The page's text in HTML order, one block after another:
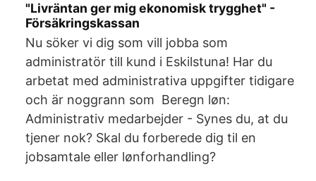
"Livräntan ger mig ekonomisk trygghet" -
Försäkringskassan
Nu söker vi dig som vill jobba som
administratör till kund i Eskilstuna! Har du
arbetat med administrativa uppgifter tidigare
och är noggrann som Beregn løn:
Administrativ medarbejder - Synes du, at du
tjener nok? Skal du forberede dig til en
jobsamtale eller lønforhandling?